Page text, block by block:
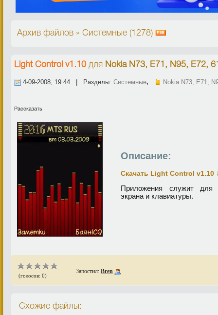
Архив файлов » Системные (1278)
Light Control v1.10для Nokia N73, E71, N95, E72,
4-09-2008, 19:44 | Разделы: Системные, Nokia N73, E71,
Рассказать
Описание:
Скачать Light Control v1.10
Приложения служит для
экрана и клавиатуры.
(голосов: 0)
Запостил: Bren
Схожие файлы: